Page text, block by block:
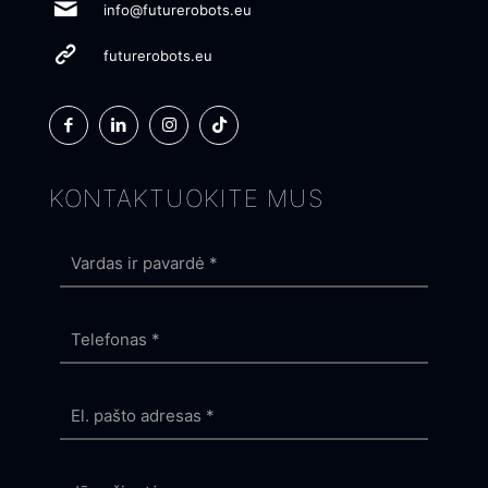
info@futurerobots.eu
futurerobots.eu
KONTAKTUOKITE MUS